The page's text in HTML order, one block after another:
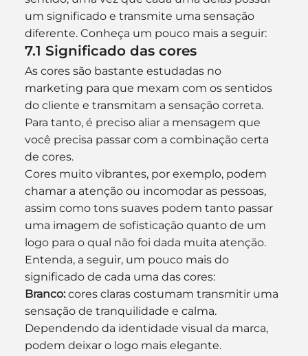
um significado e transmite uma sensação
diferente. Conheça um pouco mais a seguir:
7.1 Significado das cores
As cores são bastante estudadas no
marketing para que mexam com os sentidos
do cliente e transmitam a sensação correta.
Para tanto, é preciso aliar a mensagem que
você precisa passar com a combinação certa
de cores.
Cores muito vibrantes, por exemplo, podem
chamar a atenção ou incomodar as pessoas,
assim como tons suaves podem tanto passar
uma imagem de sofisticação quanto de um
logo para o qual não foi dada muita atenção.
Entenda, a seguir, um pouco mais do
significado de cada uma das cores:
Branco: cores claras costumam transmitir uma
sensação de tranquilidade e calma.
Dependendo da identidade visual da marca,
podem deixar o logo mais elegante.